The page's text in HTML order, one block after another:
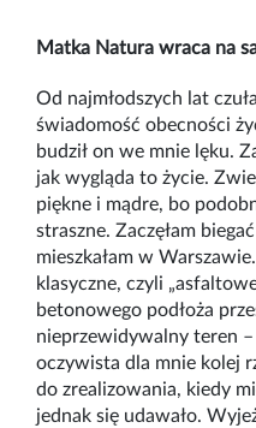
Matka Natura wraca na
Od najmłodszych lat
świadomość obecności
budził on we mnie lęku.
jak wygląda to życie.
piękne i mądre, bo
straszne. Zaczęłam
mieszkałam w
klasyczne, czyli
betonowego podłoża
nieprzewidywalny teren –
oczywista dla mnie kolej
do zrealizowania, kiedy
jednak się udawało.